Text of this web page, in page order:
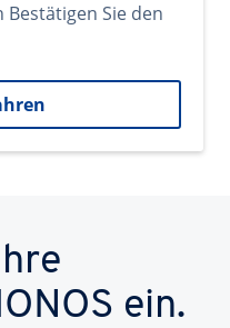
Bestätigen Sie den
ein.